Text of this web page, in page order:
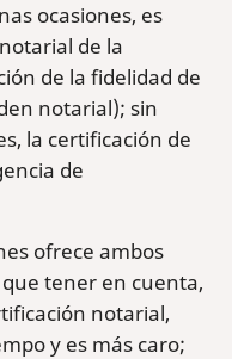
ocasiones, es
de la
de la fidelidad de
notarial); sin
la certificación de
de
ofrece ambos
tener en cuenta,
notarial,
y es más caro;